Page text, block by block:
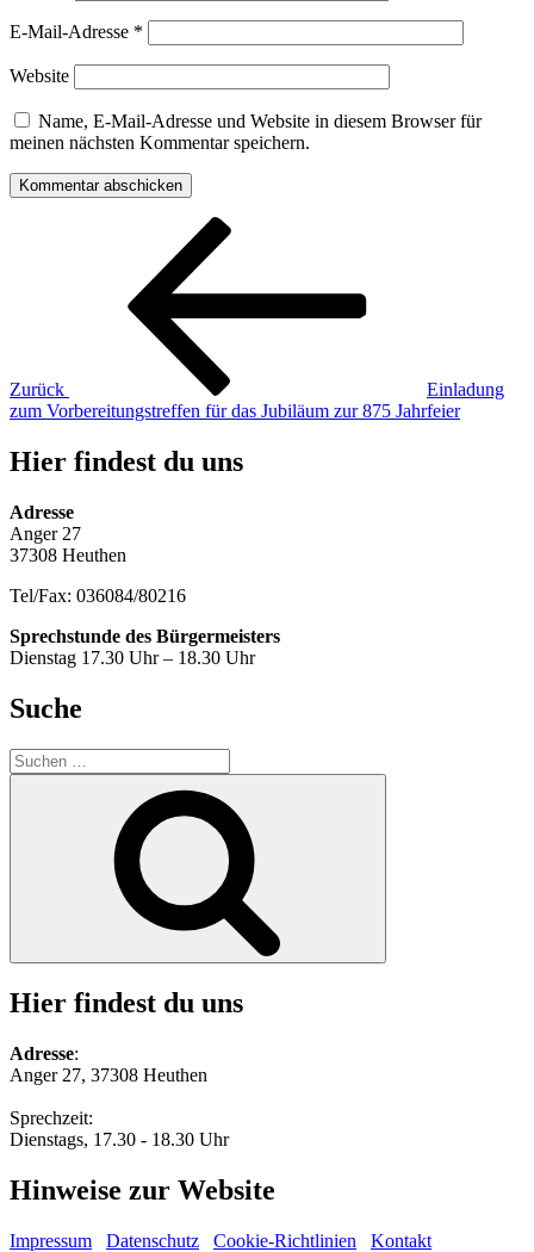
E-Mail-Adresse *
Website
Name, E-Mail-Adresse und Website in diesem Browser für
meinen nächsten Kommentar speichern.
Beitragsnavigation
Zurück
Einladung
zum Vorbereitungstreffen für das Jubiläum zur 875 Jahrfeier
Hier findest du uns
Adresse
Anger 27
37308 Heuthen
Tel/Fax: 036084/80216
Sprechstunde des Bürgermeisters
Dienstag 17.30 Uhr – 18.30 Uhr
Suche
Suche
nach:
Hier findest du uns
Adresse:
Anger 27, 37308 Heuthen
Sprechzeit:
Dienstags, 17.30 - 18.30 Uhr
Hinweise zur Website
Impressum Datenschutz Cookie-Richtlinien Kontakt